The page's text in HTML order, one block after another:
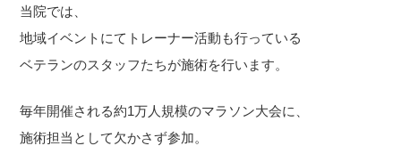
当院では、
地域イベントにてトレーナー活動も行っている
ベテランのスタッフたちが施術を行います。
毎年開催される約1万人規模のマラソン大会に、
施術担当として欠かさず参加。